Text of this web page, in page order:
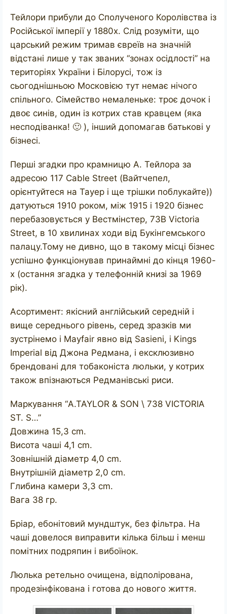
Тейлори прибули до Сполученого Королівства із
Російської імперії у 1880х. Слід розуміти, що
царський режим тримав євреїв на значній
відстані лише у так званих “зонах осідлості” на
територіях України і Білорусі, тож із
сьогоднішньою Московією тут немає нічого
спільного. Сімейство немаленьке: троє дочок і
двоє синів, один із котрих став кравцем (яка
несподіванка! 🙂 ), інший допомагав батькові у
бізнесі.
Перші згадки про крамницю А. Тейлора за
адресою 117 Cable Street (Вайтчепел,
орієнтуйтеся на Тауер і ще трішки поблукайте))
датуються 1910 роком, між 1915 і 1920 бізнес
перебазовується у Вестмінстер, 73B Victoria
Street, в 10 хвилинах ходи від Букінгемського
палацу.Тому не дивно, що в такому місці бізнес
успішно функціонував принаймні до кінця 1960-
х (остання згадка у телефонній книзі за 1969
рік).
Асортимент: якісний англійський середній і
вище середнього рівень, серед зразків ми
зустрінемо і Mayfair явно від Sasieni, і Kings
Imperial від Джона Редмана, і ексклюзивно
брендовані для тобаконіста люльки, у котрих
також впізнаються Редманівські риси.
Маркування “A.TAYLOR & SON \ 738 VICTORIA
ST. S…”
Довжина 15,3 cm.
Висота чаші 4,1 cm.
Зовнішній діаметр 4,0 cm.
Внутрішній діаметр 2,0 cm.
Глибина камери 3,3 cm.
Вага 38 гр.
Бріар, ебонітовий мундштук, без фільтра. На
чаші довелося виправити кілька більш і менш
помітних подряпин і вибоїнок.
Люлька ретельно очищена, відполірована,
продезінфікована і готова до нового життя.